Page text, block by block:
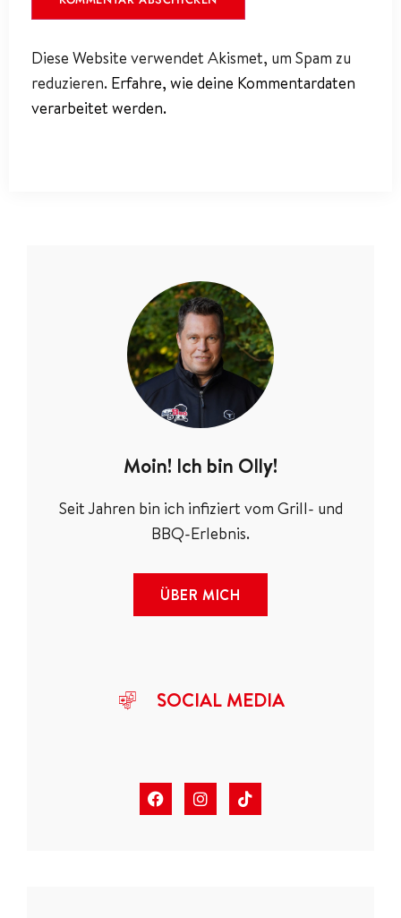
Diese Website verwendet Akismet, um Spam zu
reduzieren. Erfahre, wie deine Kommentardaten
verarbeitet werden.
Moin! Ich bin Olly!
Seit Jahren bin ich infiziert vom Grill- und
BBQ-Erlebnis.
ÜBER MICH
SOCIAL MEDIA